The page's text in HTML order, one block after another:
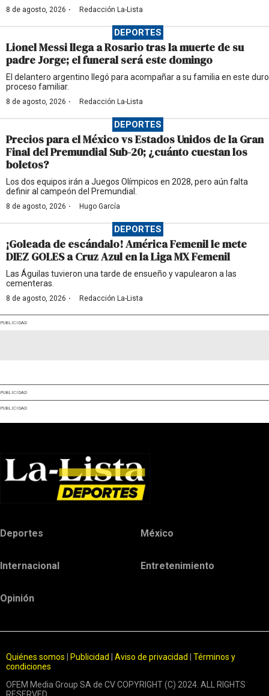
8 de agosto, 2026 · Redacción La-Lista
DEPORTES
Lionel Messi llega a Rosario tras la muerte de su
padre Jorge; el funeral será este domingo
El delantero argentino llegó para acompañar a su familia en este duro
proceso familiar.
8 de agosto, 2026 · Redacción La-Lista
DEPORTES
Precios para el México vs Estados Unidos de la Gran
Final del Premundial Sub-20; ¿cuánto cuestan los
boletos?
Los dos equipos irán a Juegos Olímpicos en 2028, pero aún falta
definir al campeón del Premundial.
8 de agosto, 2026 · Hugo García
DEPORTES
¡Goleada de escándalo! América Femenil le mete
DIEZ GOLES a Cruz Azul en la Liga MX Femenil
Las Águilas tuvieron una tarde de ensueño y vapulearon a las
cementeras.
8 de agosto, 2026 · Redacción La-Lista
PUBLICIDAD
PUBLICIDAD
PUBLICIDAD
Deportes México
Internacional Entretenimiento
Opinión
Quiénes somos Publicidad Aviso de privacidad
Términos y
condiciones
OFEM Media Group SA de CV COPYRIGHT (C) 2024. ALL RIGHTS